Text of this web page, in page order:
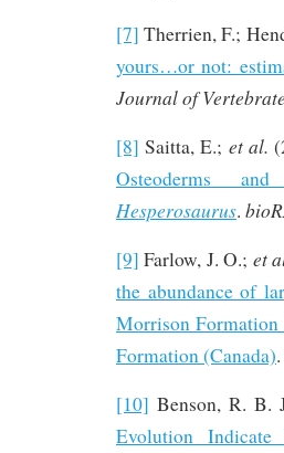
[7] Therrien, F.;
yours…or not:
Journal of
[8] Saitta, E.; et al.
Osteoderms
Hesperosaurus.
[9] Farlow, J. O.; et
the abundance of
Morrison Formation
Formation (Canada).
[10] Benson, R. B.
Evolution